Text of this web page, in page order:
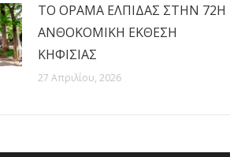
ΤΟ ΟΡΑΜΑ ΕΛΠΙΔΑΣ ΣΤΗΝ 72Η
ΑΝΘΟΚΟΜΙΚΗ ΕΚΘΕΣΗ
ΚΗΦΙΣΙΑΣ
27 Απριλίου, 2026